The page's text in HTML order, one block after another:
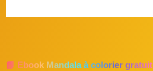
📘 Ebook Mandala à colorier gratuit